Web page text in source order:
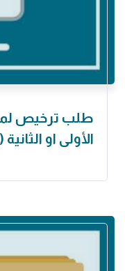
طلب ترخيص
الأولى او